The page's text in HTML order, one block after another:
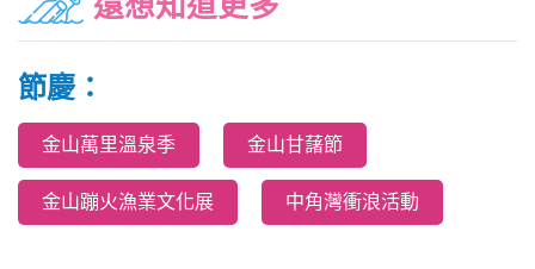
節慶：
金山萬里溫泉季 金山甘藷節
金山蹦火漁業文化展 中角灣衝浪活動